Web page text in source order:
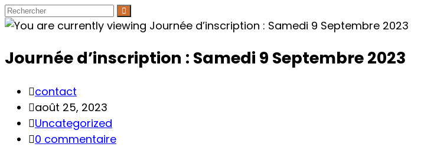
Journée d’inscription : Samedi 9 Septembre 2023
contact
août 25, 2023
Uncategorized
0 commentaire